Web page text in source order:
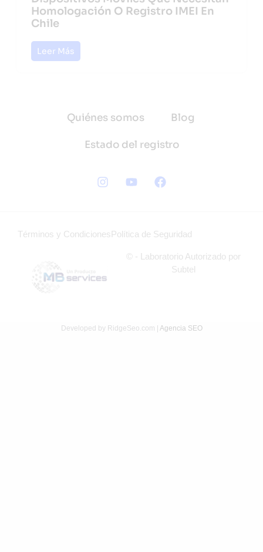
Homologación O Registro IMEI En
Chile
Leer Más
Quiénes somos Blog
Estado del registro
© - Laboratorio Autorizado por
Subtel
Términos y Condiciones Política de Seguridad
Developed by RidgeSeo.com | Agencia SEO